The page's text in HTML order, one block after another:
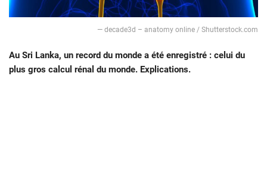
— decade3d – anatomy online / Shutterstock.com
Au Sri Lanka, un record du monde a été enregistré : celui du
plus gros calcul rénal du monde. Explications.